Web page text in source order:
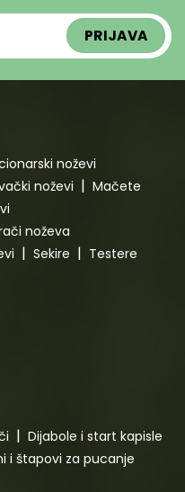
noževi
noževi
Mačete
noževa
Sekire
Testere
Dijabole i start kapisle
i štapovi za pucanje